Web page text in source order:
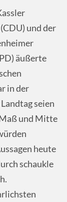
und der
äußerte
in der
seien
und Mitte
heute
schaukle